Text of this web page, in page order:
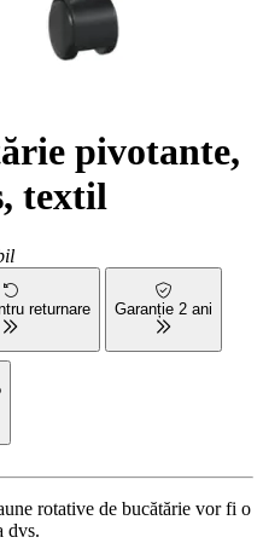
pivotante,
textil
returnare Garanție 2 ani
rotative de bucătărie vor fi o
dvs.